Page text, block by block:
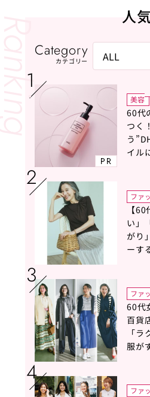
人
Category
カテゴリー
PR
美容
60代
つく
う
イル
ファ
【
い」
がり
ーす
ファ
60代
百貨
「
服が
ファ